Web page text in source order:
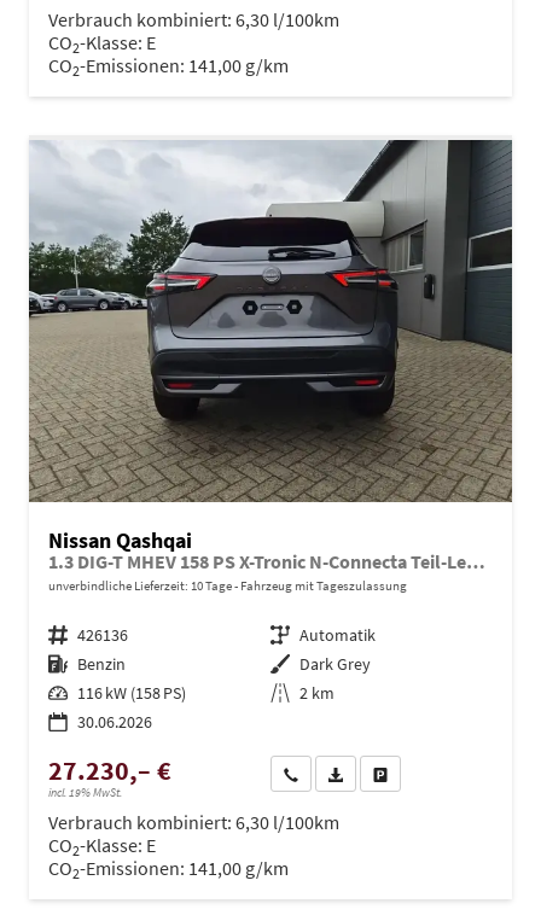
Verbrauch kombiniert: 6,30 l/100km
CO2-Klasse: E
CO2-Emissionen: 141,00 g/km
Nissan Qashqai
1.3 DIG-T MHEV 158 PS X-Tronic N-Connecta Teil-Leder PanoGlasdach Klimaautomatik Sitzheizung Lenkradheizung Navi ACC PDC v+h 360°Kamera DAB Bluetooth Touchscreen Apple CarPlay Android Auto 18"LM
unverbindliche Lieferzeit: 10 Tage Fahrzeug mit Tageszulassung
Fahrzeugnr. 426136 Getriebe Automatik
Kraftstoff Benzin Außenfarbe Dark Grey
Leistung 116 kW (158 PS) Kilometerstand 2 km
30.06.2026
27.230,– €
incl. 19% MwSt.
Wir rufen Sie anPDF-Datei, Fahrzeugexposé
Verbrauch kombiniert: 6,30 l/100km
CO2-Klasse: E
CO2-Emissionen: 141,00 g/km